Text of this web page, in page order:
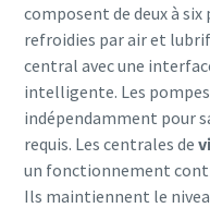
composent de deux à
refroidies par air et
central avec une
intelligente. Les
indépendamment pour
requis. Les centrales de
un fonctionnement
Ils maintiennent le